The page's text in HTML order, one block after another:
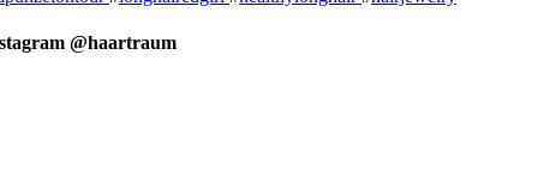
@haartraum